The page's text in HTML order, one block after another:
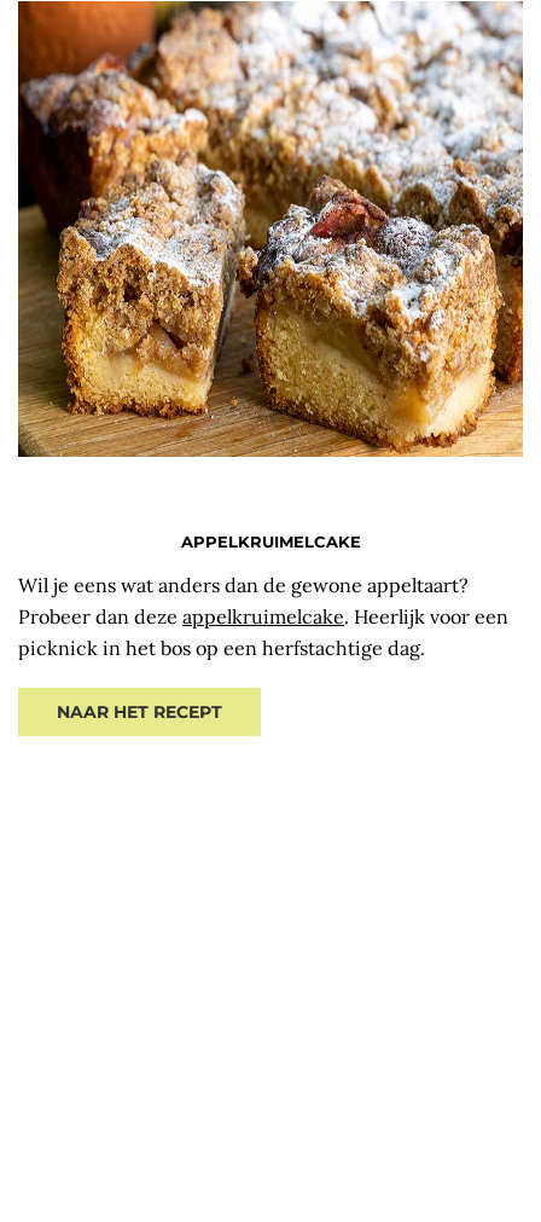
APPELKRUIMELCAKE
Wil je eens wat anders dan de gewone appeltaart?
Probeer dan deze appelkruimelcake. Heerlijk voor een
picknick in het bos op een herfstachtige dag.
NAAR HET RECEPT